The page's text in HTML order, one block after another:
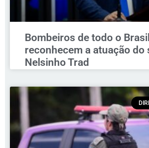
Bombeiros de todo o Brasil
reconhecem a atuação do
Nelsinho Trad